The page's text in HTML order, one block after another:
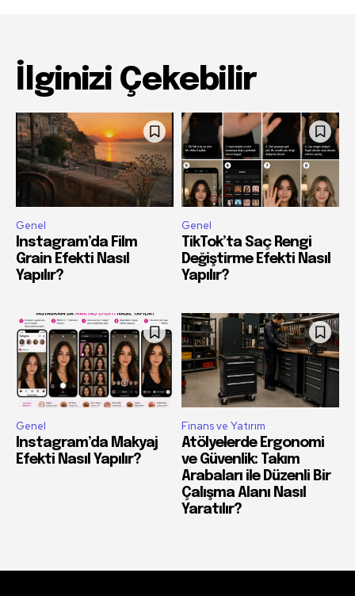
İlginizi Çekebilir
Genel
Instagram’da Film
Grain Efekti Nasıl
Yapılır?
Genel
TikTok’ta Saç Rengi
Değiştirme Efekti Nasıl
Yapılır?
Genel
Instagram’da Makyaj
Efekti Nasıl Yapılır?
Finans ve Yatırım
Atölyelerde Ergonomi
ve Güvenlik: Takım
Arabaları ile Düzenli Bir
Çalışma Alanı Nasıl
Yaratılır?